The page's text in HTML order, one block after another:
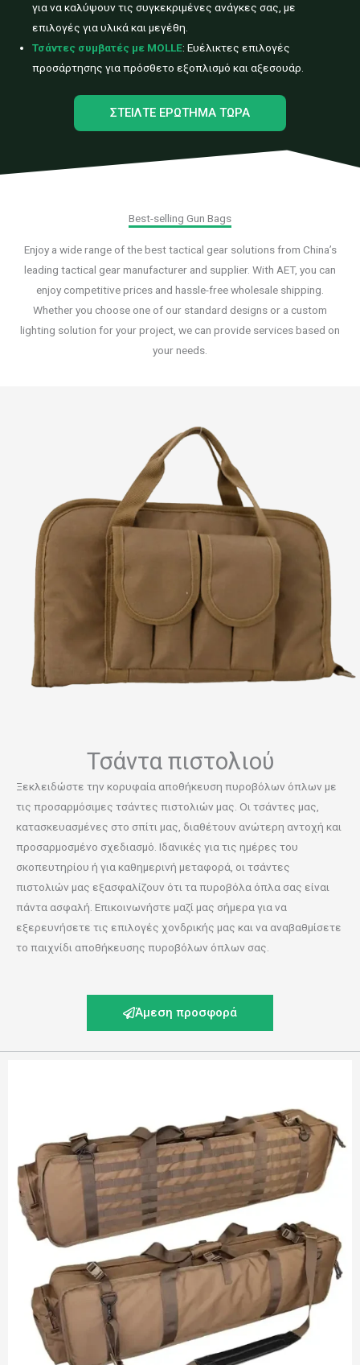
για να καλύψουν τις συγκεκριμένες ανάγκες σας, με
επιλογές για υλικά και μεγέθη.
Τσάντες συμβατές με MOLLE: Ευέλικτες επιλογές
προσάρτησης για πρόσθετο εξοπλισμό και αξεσουάρ.
ΣΤΕΊΛΤΕ ΕΡΏΤΗΜΑ ΤΏΡΑ
Best-selling Gun Bags
Enjoy a wide range of the best tactical gear solutions from China’s
leading tactical gear manufacturer and supplier. With AET, you can
enjoy competitive prices and hassle-free wholesale shipping.
Whether you choose one of our standard designs or a custom
lighting solution for your project, we can provide services based on
your needs.
Τσάντα πιστολιού
Ξεκλειδώστε την κορυφαία αποθήκευση πυροβόλων όπλων με
τις προσαρμόσιμες τσάντες πιστολιών μας. Οι τσάντες μας,
κατασκευασμένες στο σπίτι μας, διαθέτουν ανώτερη αντοχή και
προσαρμοσμένο σχεδιασμό. Ιδανικές για τις ημέρες του
σκοπευτηρίου ή για καθημερινή μεταφορά, οι τσάντες
πιστολιών μας εξασφαλίζουν ότι τα πυροβόλα όπλα σας είναι
πάντα ασφαλή. Επικοινωνήστε μαζί μας σήμερα για να
εξερευνήσετε τις επιλογές χονδρικής μας και να αναβαθμίσετε
το παιχνίδι αποθήκευσης πυροβόλων όπλων σας.
Άμεση προσφορά